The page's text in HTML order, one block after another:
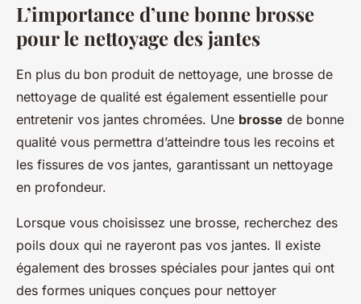
L’importance d’une bonne brosse
pour le nettoyage des jantes
En plus du bon produit de nettoyage, une brosse de
nettoyage de qualité est également essentielle pour
entretenir vos jantes chromées. Une brosse de bonne
qualité vous permettra d’atteindre tous les recoins et
les fissures de vos jantes, garantissant un nettoyage
en profondeur.
Lorsque vous choisissez une brosse, recherchez des
poils doux qui ne rayeront pas vos jantes. Il existe
également des brosses spéciales pour jantes qui ont
des formes uniques conçues pour nettoyer